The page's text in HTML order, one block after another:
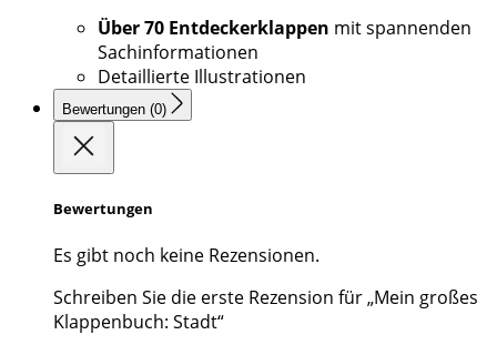
Über 70 Entdeckerklappen mit spannenden
Sachinformationen
Detaillierte Illustrationen
Bewertungen (0)
Bewertungen
Es gibt noch keine Rezensionen.
Schreiben Sie die erste Rezension für „Mein großes
Klappenbuch: Stadt“